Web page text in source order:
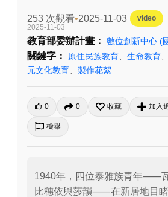
253 次觀看 2025-11-03
video
2025-11-03
教育部委辦計畫： 數位創新中心 (
關鍵字： 原住民族教育 生命教育
元文化教育
製作花絮
0 0 收藏 加入
檢舉
1940年，四位泰雅族青年⸺瓦
比穗依與莎韻⸺在新居地目睹